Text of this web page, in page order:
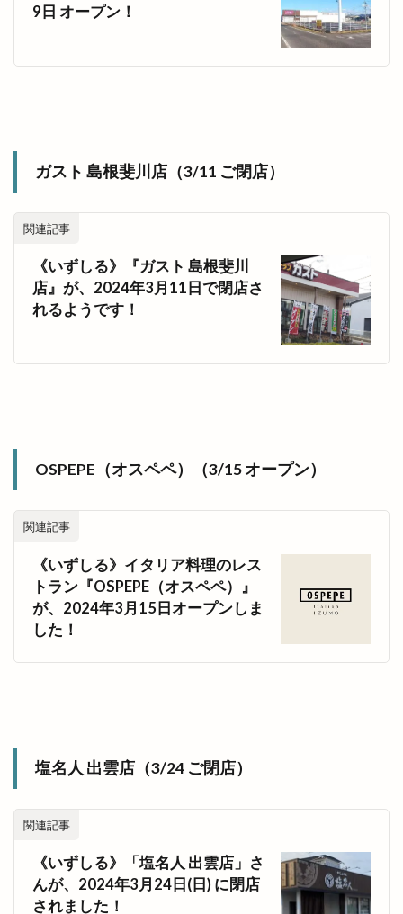
9日 オープン！
ガスト 島根斐川店（3/11 ご閉店）
関連記事
《いずしる》『ガスト 島根斐川
店』が、2024年3月11日で閉店さ
れるようです！
OSPEPE（オスペペ）（3/15 オープン）
関連記事
《いずしる》イタリア料理のレス
トラン『OSPEPE（オスペペ）』
が、2024年3月15日オープンしま
した！
塩名人 出雲店（3/24 ご閉店）
関連記事
《いずしる》「塩名人 出雲店」さ
んが、2024年3月24日(日) に閉店
されました！